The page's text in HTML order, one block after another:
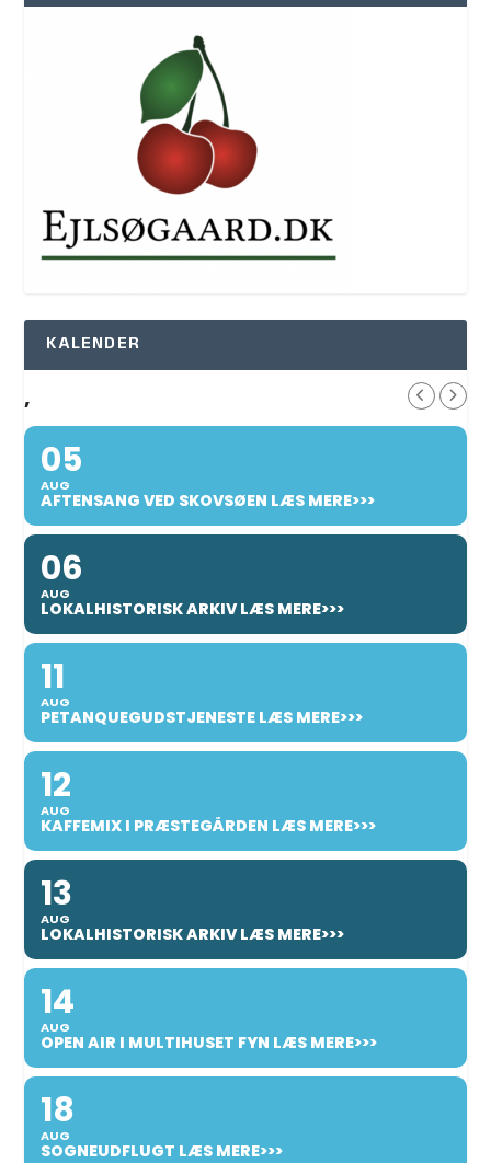
KALENDER
,
05
AUG
AFTENSANG VED SKOVSØEN LÆS MERE>>>
06
AUG
LOKALHISTORISK ARKIV LÆS MERE>>>
11
AUG
PETANQUEGUDSTJENESTE LÆS MERE>>>
12
AUG
KAFFEMIX I PRÆSTEGÅRDEN LÆS MERE>>>
13
AUG
LOKALHISTORISK ARKIV LÆS MERE>>>
14
AUG
OPEN AIR I MULTIHUSET FYN LÆS MERE>>>
18
AUG
SOGNEUDFLUGT LÆS MERE>>>